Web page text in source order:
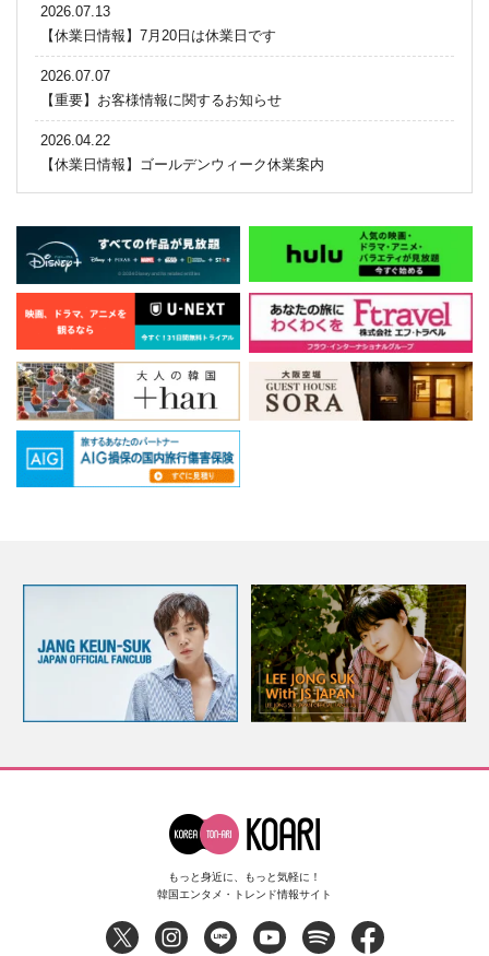
2026.07.13
【休業日情報】7月20日は休業日です
2026.07.07
【重要】お客様情報に関するお知らせ
2026.04.22
【休業日情報】ゴールデンウィーク休業案内
もっと身近に、もっと気軽に！
韓国エンタメ・トレンド情報サイト